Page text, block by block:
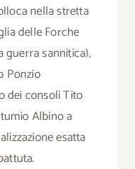
nella stretta
delle Forche
guerra sannitica),
Ponzio
dei consoli Tito
Albino a
esatta